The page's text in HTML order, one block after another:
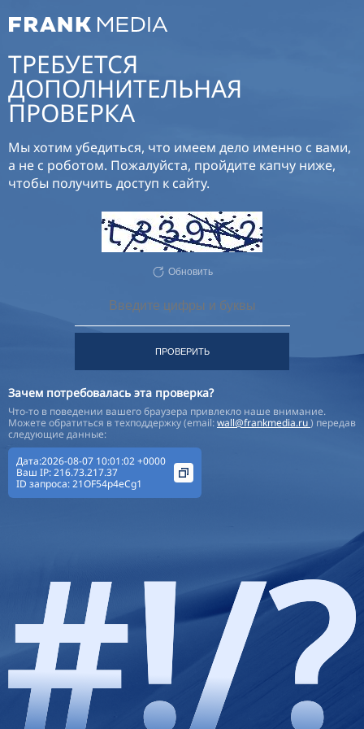
ТРЕБУЕТСЯ
ДОПОЛНИТЕЛЬНАЯ
ПРОВЕРКА
Мы хотим убедиться, что имеем дело именно с вами,
а не с роботом. Пожалуйста, пройдите капчу ниже,
чтобы получить доступ к сайту.
Обновить
ПРОВЕРИТЬ
Зачем потребовалась эта проверка?
Что-то в поведении вашего браузера привлекло наше внимание.
Можете обратиться в техподдержку (email:wall@frankmedia.ru) передав
следующие данные:
Дата:2026-08-07 10:01:02 +0000
Ваш IP:216.73.217.37
ID запроса:21OF54p4eCg1